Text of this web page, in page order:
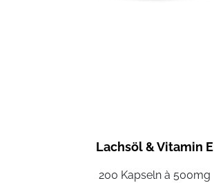
Lachsöl & Vitamin E
200 Kapseln à 500mg